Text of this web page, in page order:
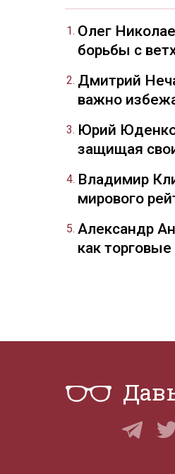
Олег
борьбы с
Дмитрий
важно
Юрий
защищая
Владимир
мирового
Александр
как